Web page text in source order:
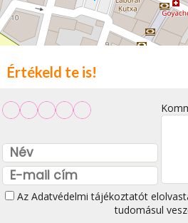
Értékeld te is!
Az Adatvédelmi tájékoztatót
tudomásul